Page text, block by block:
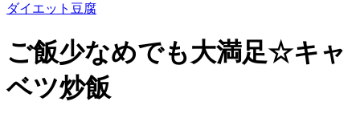
ダイエット 豆腐
ご飯少なめでも大満足☆キャ
ベツ炒飯